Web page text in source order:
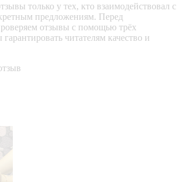
только у тех, кто взаимодействовал с
предложениям. Перед
отзывы с помощью трёх
читателям качество и